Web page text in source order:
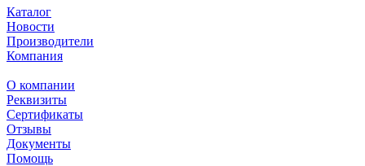
Каталог
Новости
Производители
Компания
О компании
Реквизиты
Сертификаты
Отзывы
Документы
Помощь